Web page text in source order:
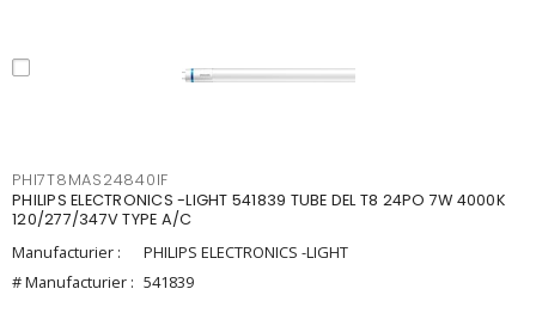
PHI7T8MAS24840IF
PHILIPS ELECTRONICS -LIGHT 541839 TUBE DEL T8 24PO 7W 4000K
120/277/347V TYPE A/C
Manufacturier :
PHILIPS ELECTRONICS -LIGHT
# Manufacturier : 541839